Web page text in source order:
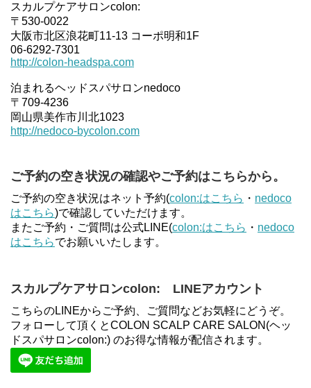
スカルプケアサロンcolon:
〒530-0022
大阪市北区浪花町11-13 コーポ明和1F
06-6292-7301
http://colon-headspa.com
泊まれるヘッドスパサロンnedoco
〒709-4236
岡山県美作市川北1023
http://nedoco-bycolon.com
ご予約の空き状況の確認やご予約はこちらから。
ご予約の空き状況はネット予約(colon:はこちら ・ nedoco
はこちら)で確認していただけます。
またご予約・ご質問は公式LINE(colon:はこちら ・ nedoco
はこちらでお願いいたします。
スカルプケアサロンcolon: LINEアカウント
こちらのLINEからご予約、ご質問などお気軽にどうぞ。
フォローして頂くとCOLON SCALP CARE SALON(ヘッ
ドスパサロンcolon:) のお得な情報が配信されます。